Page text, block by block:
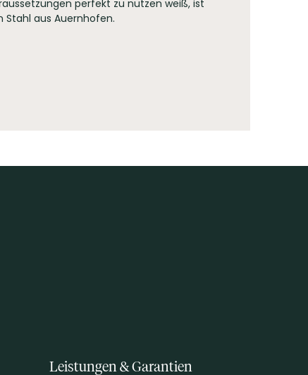
perfekt zu nutzen weiß, ist
Stahl aus Auernhofen.
Leistungen & Garantien